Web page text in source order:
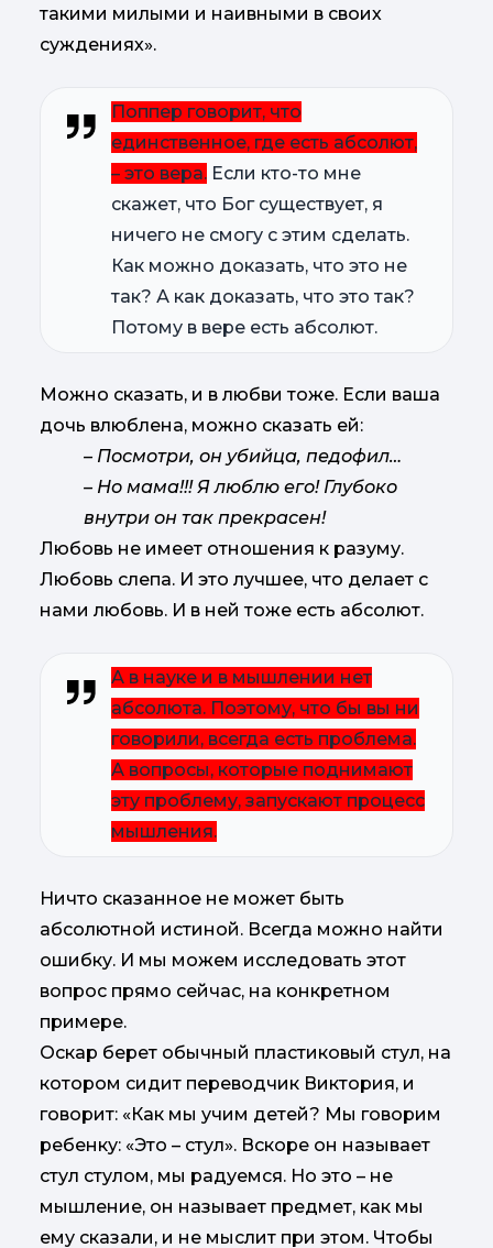
такими милыми и наивными в своих
суждениях».
Поппер говорит, что
единственное, где есть абсолют,
– это вера. Если кто-то мне
скажет, что Бог существует, я
ничего не смогу с этим сделать.
Как можно доказать, что это не
так? А как доказать, что это так?
Потому в вере есть абсолют.
Можно сказать, и в любви тоже. Если ваша
дочь влюблена, можно сказать ей:
– Посмотри, он убийца, педофил…
– Но мама!!! Я люблю его! Глубоко
внутри он так прекрасен!
Любовь не имеет отношения к разуму.
Любовь слепа. И это лучшее, что делает с
нами любовь. И в ней тоже есть абсолют.
А в науке и в мышлении нет
абсолюта. Поэтому, что бы вы ни
говорили, всегда есть проблема.
А вопросы, которые поднимают
эту проблему, запускают процесс
мышления.
Ничто сказанное не может быть
абсолютной истиной. Всегда можно найти
ошибку. И мы можем исследовать этот
вопрос прямо сейчас, на конкретном
примере.
Оскар берет обычный пластиковый стул, на
котором сидит переводчик Виктория, и
говорит: «Как мы учим детей? Мы говорим
ребенку: «Это – стул». Вскоре он называет
стул стулом, мы радуемся. Но это – не
мышление, он называет предмет, как мы
ему сказали, и не мыслит при этом. Чтобы